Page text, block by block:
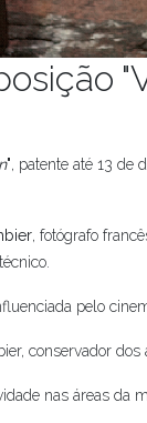
", patente até 13 de
, fotógrafo
pelo
conservador dos
nas áreas da